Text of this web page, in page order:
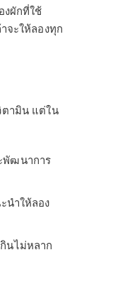
งผักที่ใช้
จะให้ลองทุก
ามิน แต่ใน
พัฒนาการ
นำให้ลอง
นไม่หลาก